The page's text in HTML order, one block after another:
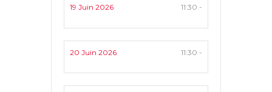
19 Juin 2026 11:30 -
20 Juin 2026 11:30 -